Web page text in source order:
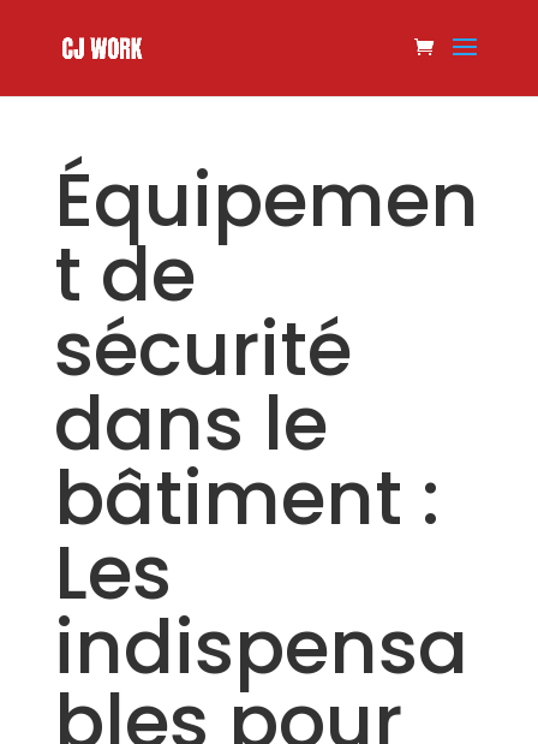
Équipemen
t de
sécurité
dans le
bâtiment :
Les
indispensa
bles pour